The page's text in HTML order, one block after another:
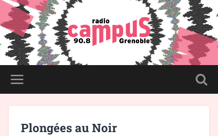
Plongées au Noir